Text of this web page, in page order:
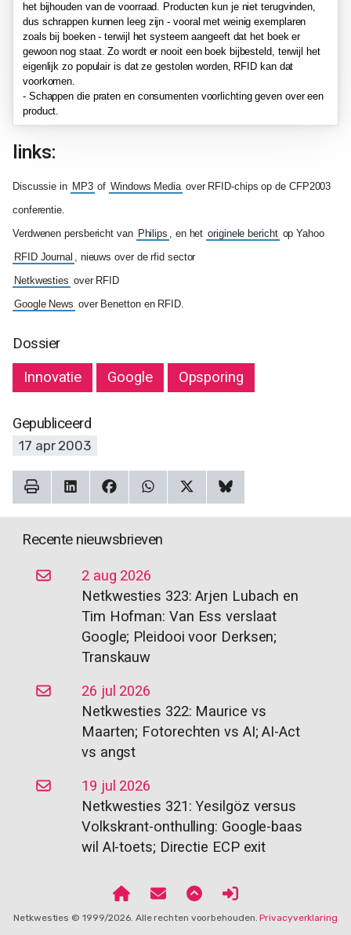
het bijhouden van de voorraad. Producten kun je niet terugvinden,
dus schrappen kunnen leeg zijn - vooral met weinig exemplaren
zoals bij boeken - terwijl het systeem aangeeft dat het boek er
gewoon nog staat. Zo wordt er nooit een boek bijbesteld, terwijl het
eigenlijk zo populair is dat ze gestolen worden, RFID kan dat
voorkomen.
- Schappen die praten en consumenten voorlichting geven over een
product.
links:
Discussie in MP3 of Windows Media over RFID-chips op de CFP2003
conferentie.
Verdwenen persbericht van Philips , en het originele bericht op Yahoo
RFID Journal , nieuws over de rfid sector
Netkwesties over RFID
Google News over Benetton en RFID.
Dossier
Innovatie
Google Opsporing
Gepubliceerd
17 apr 2003
Recente nieuwsbrieven
2 aug 2026
Netkwesties 323: Arjen Lubach en
Tim Hofman: Van Ess verslaat
Google; Pleidooi voor Derksen;
Transkauw
26 jul 2026
Netkwesties 322: Maurice vs
Maarten; Fotorechten vs AI; AI-Act
vs angst
19 jul 2026
Netkwesties 321: Yesilgöz versus
Volkskrant-onthulling: Google-baas
wil AI-toets; Directie ECP exit
Netkwesties © 1999/2026. Alle rechten voorbehouden.Privacyverklaring